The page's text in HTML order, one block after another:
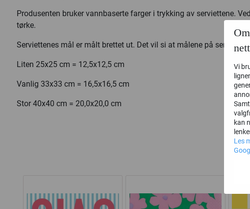
Produsenten bruker vannbaserte farger i trykking av serviettene.
tørke.
Serviettenes mål er målt brettet ut. Det vil si at målene på servitter
Liten 25x25 cm = 12,5x12,5 cm
Vanlig 33x33 cm = 16,5x16,5 cm
Stor 40x40 cm = 20,0x20,0 cm
Vi
kan
Les